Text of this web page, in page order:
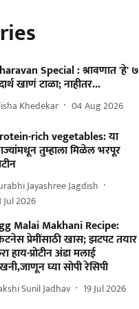
Special : श्रावणात 'हे' ७
खाणं टाळा; नाहीतर...
Khedekar 04 Aug 2026
rich vegetables: या
तुम्हाला मिळेल भरपूर
Jayashree Jagdish
Jul 2026
Malai Makhani Recipe:
प्रेमींसाठी खास; झटपट तयार
हाय-प्रोटीन अंडा मलाई
घ्या सोपी रेसिपी
Sunil Jadhav 19 Jul 2026